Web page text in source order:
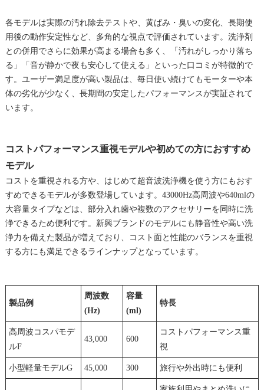
各モデルは実際の汚れ除去テストや、黄ばみ・臭いの変化、長期使
用後の動作安定性など、多角的な視点で評価されています。洗浄剤
との併用でさらに効果が高まる場合も多く、「汚れがしっかり落ち
る」「音が静かで夜も安心して使える」といった口コミが特徴的で
す。ユーザー満足度が高い製品は、毎日使い続けてもモーターや本
体の劣化が少なく、長期間の安定したパフォーマンスが実証されて
います。
コストパフォーマンス重視モデルや初めての方におすすめ
モデル
コストを重視される方や、はじめて超音波洗浄機を使う方にもおす
すめできるモデルが多数登場しています。43000Hz高周波や640mlの
大容量タイプなどは、部分入れ歯や複数のアクセサリーを同時に洗
浄できるため便利です。新興ブランドのモデルにも静音性や高い洗
浄力を備えた製品が増えており、コスト面と性能のバランスを重視
する方にも満足できるラインナップとなっています。
製品例
周波数
(Hz)
容量
(ml)
特長
高周波コスパモデ
ルF
43,000 600
コストパフォーマンス重
視
小型軽量モデルG 45,000 300 旅行や外出時にも便利